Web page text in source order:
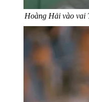
Hoàng Hải vào vai